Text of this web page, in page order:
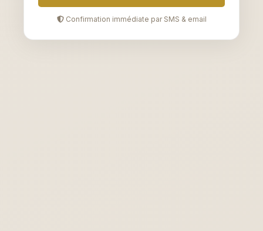
Confirmation immédiate par SMS & email